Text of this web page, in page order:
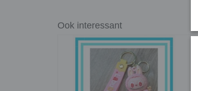
Ook interessant